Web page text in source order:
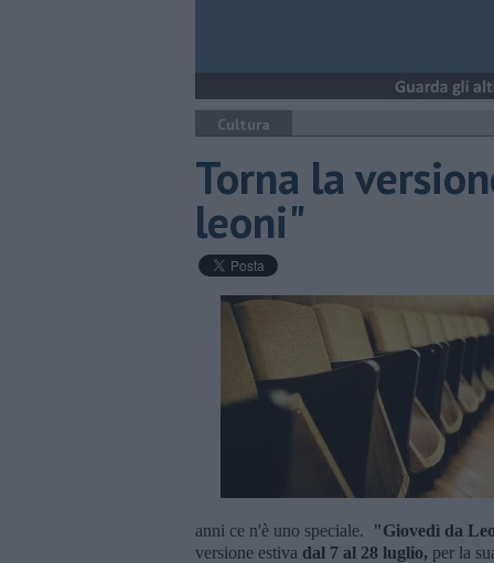
Cultura
Torna la
leoni"
anni ce n'è uno speciale.
"Giovedì da
versione estiva dal 7 al 28 luglio, per la